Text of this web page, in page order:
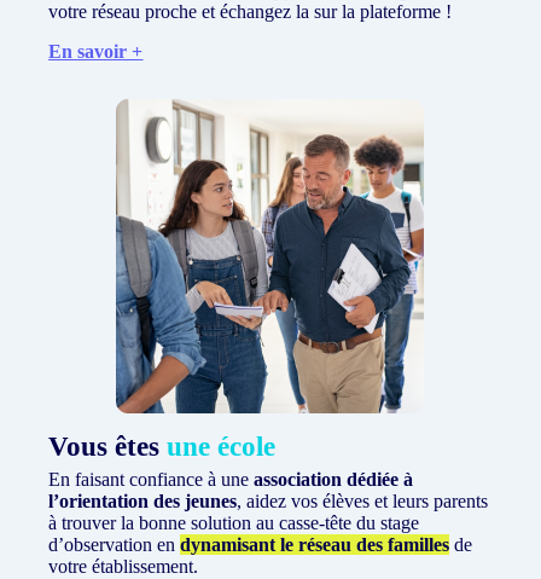
votre réseau proche et échangez la sur la plateforme !
En savoir +
Vous êtesune école
En faisant confiance à uneassociation dédiée à
l’orientation des jeunes, aidez vos élèves et leurs parents
à trouver la bonne solution au casse-tête du stage
d’observation endynamisant le réseau des familles de
votre établissement.